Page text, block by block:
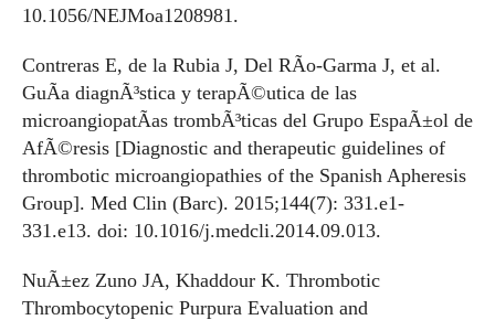
10.1056/NEJMoa1208981.
Contreras E, de la Rubia J, Del RÃ­o-Garma J, et al.
GuÃ­a diagnÃ³stica y terapÃ©utica de las
microangiopatÃ­as trombÃ³ticas del Grupo EspaÃ±ol de
AfÃ©resis [Diagnostic and therapeutic guidelines of
thrombotic microangiopathies of the Spanish Apheresis
Group]. Med Clin (Barc). 2015;144(7): 331.e1-
331.e13. doi: 10.1016/j.medcli.2014.09.013.
NuÃ±ez Zuno JA, Khaddour K. Thrombotic
Thrombocytopenic Purpura Evaluation and